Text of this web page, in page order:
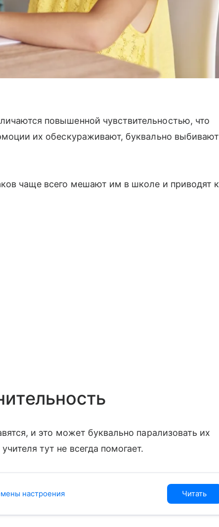
повышенной чувствительностью, что
их обескураживают, буквально выбивают
чаще всего мешают им в школе и приводят к
и это может буквально парализовать их
тут не всегда помогает.
настроения Читать